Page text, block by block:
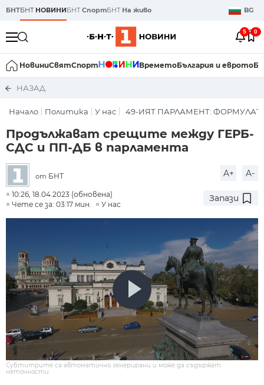
БНТБНТ НОВИНИБНТСпортБНТ На живо BG
5 0
НовиниСвятСпорт ВреметоБългария и еврото
НАЗАД
Начало Политика У нас 49-ИЯТ ПАРЛАМЕНТ:
Продължават срещите между ГЕРБ-
СДС и ПП-ДБ в парламента
от БНТ A+ A-
10:26, 18.04.2023 (обновена)
Чете се за: 03:17 мин.
У нас
Запази
Субтитрите са автоматично генерирани и може да съдържат
неточности.